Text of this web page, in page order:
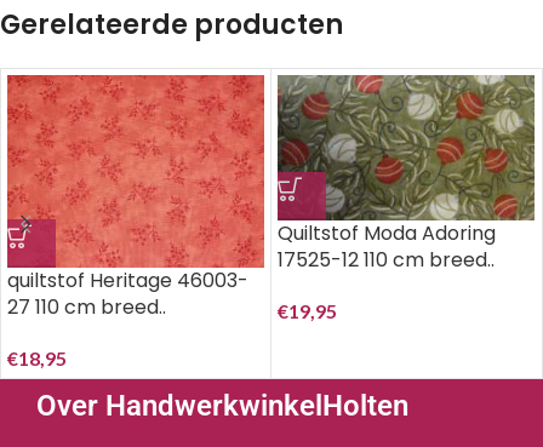
Gerelateerde producten
quiltstof Heritage 46003-
27 110 cm breed..
€18,95
Quiltstof Moda Adoring
17525-12 110 cm breed..
€19,95
Over HandwerkwinkelHolten